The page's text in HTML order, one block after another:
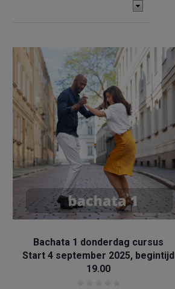
Bachata 1 donderdag cursus
Start 4 september 2025, begintijd
19.00